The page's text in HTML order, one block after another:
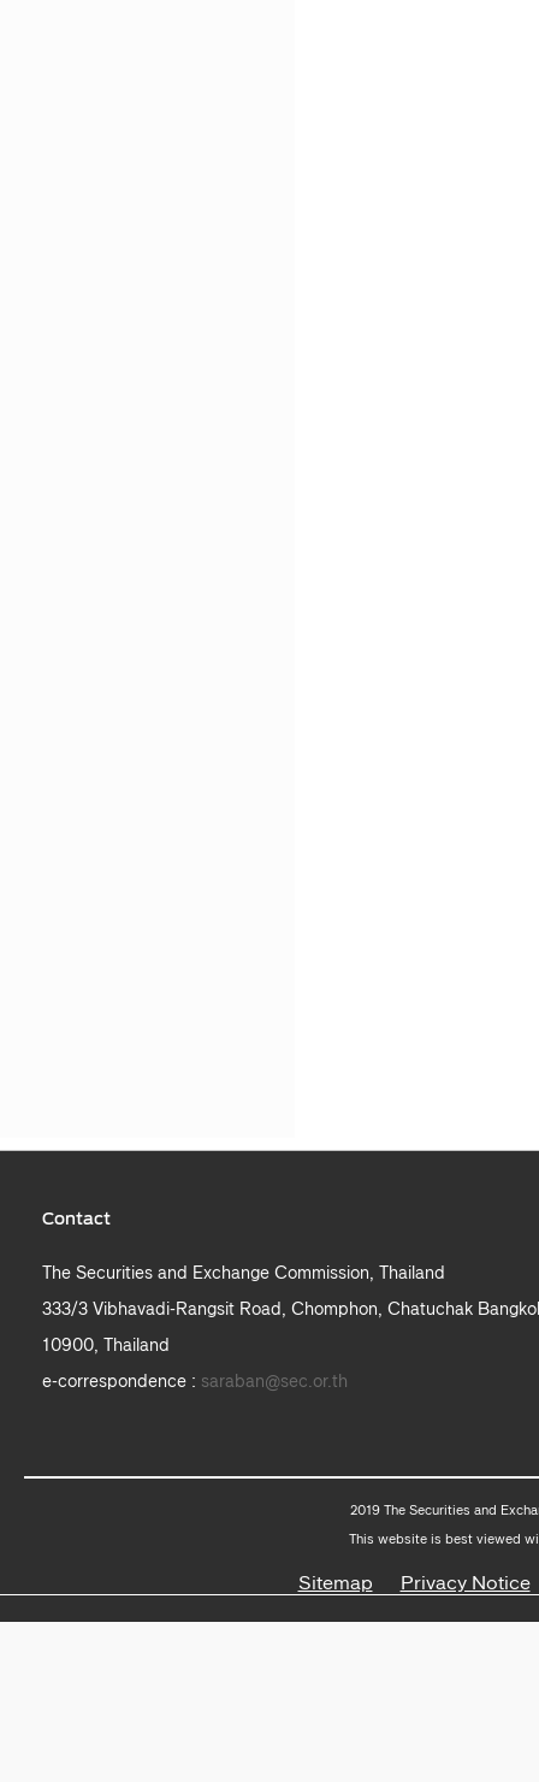
Contact
The Securities and Exchange Commission, Thailand
333/3 Vibhavadi-Rangsit Road, Chomphon, Chatuchak
10900, Thailand
e-correspondence : saraban@sec.or.th
2019 The Securities and
This website is best viewed
Sitemap Privacy Notice